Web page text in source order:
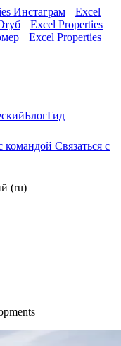
Инстаграм
Excel
Excel Properties
Excel Properties
БлогГид
командой Связаться с
(ru)